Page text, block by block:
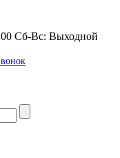
Сб-Вс: Выходной